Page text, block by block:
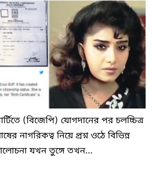
(বিজেপি) যোগদানের পর চলচ্চিত্র
নাগরিকত্ব নিয়ে প্রশ্ন ওঠে বিভিন্ন
যখন তুঙ্গে তখন...